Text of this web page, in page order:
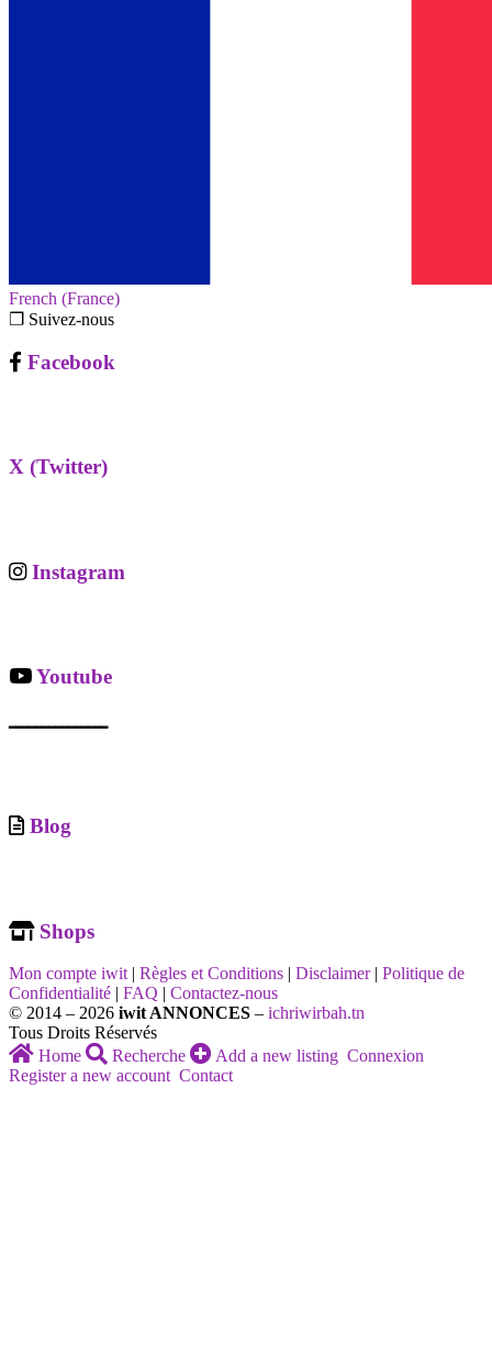
French (France)‎
❐ Suivez-nous
Facebook
X (Twitter)
Instagram
Youtube
ـــــــــــــــ
Blog
Shops
Mon compte iwit | Règles et Conditions | Disclaimer | Politique de
Confidentialité | FAQ | Contactez-nous
© 2014 – 2026 iwit ANNONCES – ichriwirbah.tn
Tous Droits Réservés
Home
Recherche Add a new listing Connexion
Register a new account Contact